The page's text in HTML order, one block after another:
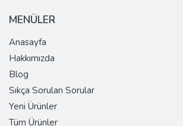
MENÜLER
Anasayfa
Hakkımızda
Blog
Sıkça Sorulan Sorular
Yeni Ürünler
Tüm Ürünler